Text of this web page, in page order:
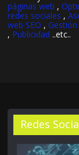
páginas web ,
redes sociales ,
web SEO ,
, Publicidad ..etc..
Redes